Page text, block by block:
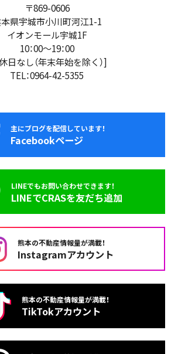
〒869-0606
県宇城市小川町河江1-1
イオンモール宇城1F
10：00～19：00
日なし（年末年始を除く）]
TEL：0964-42-5355
主にブログを配信しています！
Facebookページ
LINEでもお問い合わせできます！
LINEでCRASを友だち追加
熊本の不動産情報量が満載！
Instagramアカウント
熊本の不動産情報量が満載！
TikTokアカウント